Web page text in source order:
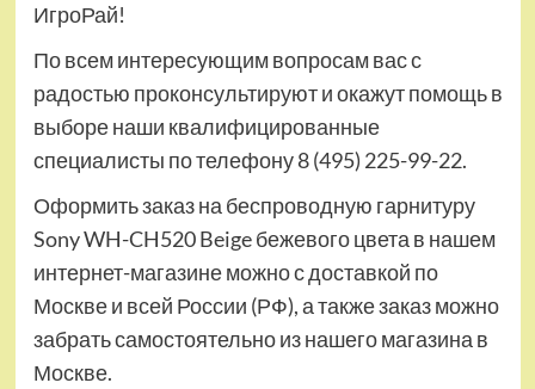
ИгроРай!
По всем интересующим вопросам вас с
радостью проконсультируют и окажут помощь в
выборе наши квалифицированные
специалисты по телефону 8 (495) 225-99-22.
Оформить заказ на беспроводную гарнитуру
Sony WH-CH520 Beige бежевого цвета в нашем
интернет-магазине можно с доставкой по
Москве и всей России (РФ), а также заказ можно
забрать самостоятельно из нашего магазина в
Москве.